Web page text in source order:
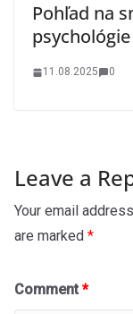
Pohľad na
psychológie
11.08.2025 0
Leave a
Your email
are marked *
Comment *